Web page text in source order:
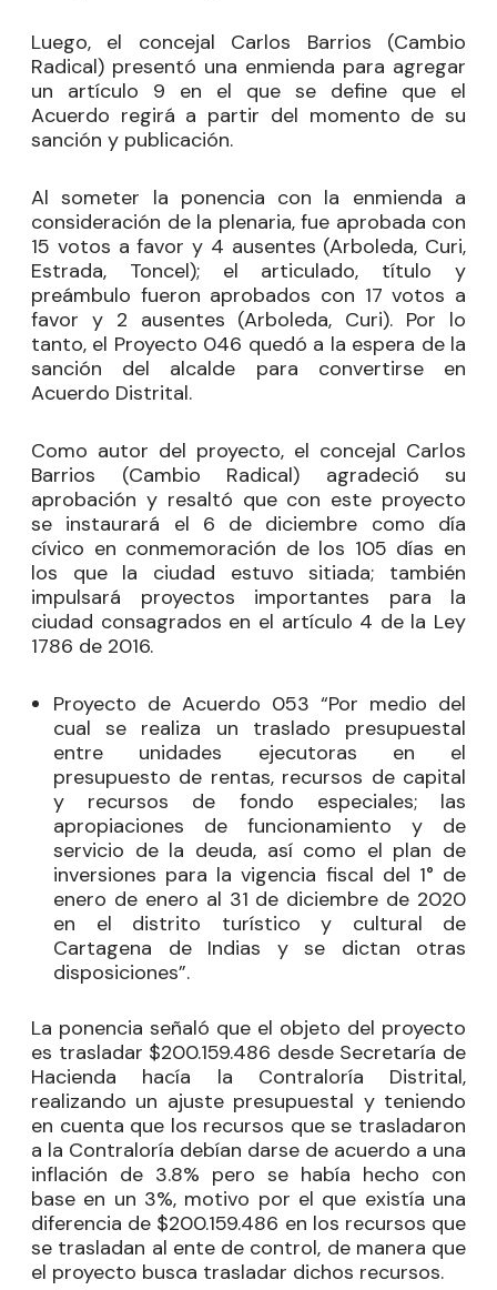
Luego, el concejal Carlos Barrios (Cambio
Radical) presentó una enmienda para agregar
un artículo 9 en el que se define que el
Acuerdo regirá a partir del momento de su
sanción y publicación.
Al someter la ponencia con la enmienda a
consideración de la plenaria, fue aprobada con
15 votos a favor y 4 ausentes (Arboleda, Curi,
Estrada, Toncel); el articulado, título y
preámbulo fueron aprobados con 17 votos a
favor y 2 ausentes (Arboleda, Curi). Por lo
tanto, el Proyecto 046 quedó a la espera de la
sanción del alcalde para convertirse en
Acuerdo Distrital.
Como autor del proyecto, el concejal Carlos
Barrios (Cambio Radical) agradeció su
aprobación y resaltó que con este proyecto
se instaurará el 6 de diciembre como día
cívico en conmemoración de los 105 días en
los que la ciudad estuvo sitiada; también
impulsará proyectos importantes para la
ciudad consagrados en el artículo 4 de la Ley
1786 de 2016.
Proyecto de Acuerdo 053 “Por medio del
cual se realiza un traslado presupuestal
entre unidades ejecutoras en el
presupuesto de rentas, recursos de capital
y recursos de fondo especiales; las
apropiaciones de funcionamiento y de
servicio de la deuda, así como el plan de
inversiones para la vigencia fiscal del 1° de
enero de enero al 31 de diciembre de 2020
en el distrito turístico y cultural de
Cartagena de Indias y se dictan otras
disposiciones”.
La ponencia señaló que el objeto del proyecto
es trasladar $200.159.486 desde Secretaría de
Hacienda hacía la Contraloría Distrital,
realizando un ajuste presupuestal y teniendo
en cuenta que los recursos que se trasladaron
a la Contraloría debían darse de acuerdo a una
inflación de 3.8% pero se había hecho con
base en un 3%, motivo por el que existía una
diferencia de $200.159.486 en los recursos que
se trasladan al ente de control, de manera que
el proyecto busca trasladar dichos recursos.